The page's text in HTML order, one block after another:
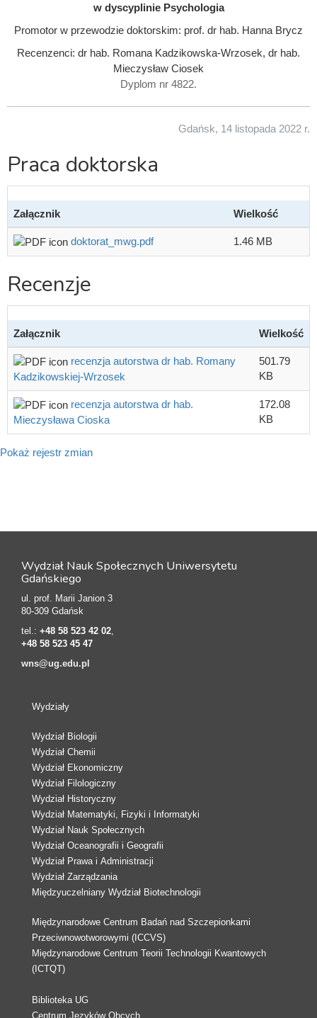
w dyscyplinie Psychologia
Promotor w przewodzie doktorskim: prof. dr hab. Hanna Brycz
Recenzenci: dr hab. Romana Kadzikowska-Wrzosek, dr hab.
Mieczysław Ciosek
Dyplom nr 4822.
Gdańsk, 14 listopada 2022 r.
Praca doktorska
Załącznik Wielkość
doktorat_mwg.pdf 1.46 MB
Recenzje
Załącznik Wielkość
recenzja autorstwa dr hab. Romany
Kadzikowskiej-Wrzosek
501.79
KB
recenzja autorstwa dr hab.
Mieczysława Cioska
172.08
KB
Pokaż rejestr zmian
Wydział Nauk Społecznych Uniwersytetu
Gdańskiego
ul. prof. Marii Janion 3
80-309 Gdańsk
tel.: +48 58 523 42 02
+48 58 523 45 47
wns@ug.edu.pl
Wydziały
Wydział Biologii
Wydział Chemii
Wydział Ekonomiczny
Wydział Filologiczny
Wydział Historyczny
Wydział Matematyki, Fizyki i Informatyki
Wydział Nauk Społecznych
Wydział Oceanografii i Geografii
Wydział Prawa i Administracji
Wydział Zarządzania
Międzyuczelniany Wydział Biotechnologii
Międzynarodowe Centrum Badań nad Szczepionkami
Przeciwnowotworowymi (ICCVS)
Międzynarodowe Centrum Teorii Technologii Kwantowych
(ICTQT)
Biblioteka UG
Centrum Języków Obcych